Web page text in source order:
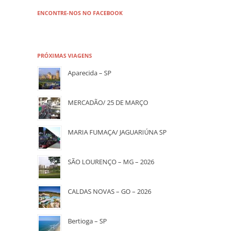
ENCONTRE-NOS NO FACEBOOK
PRÓXIMAS VIAGENS
Aparecida – SP
MERCADÃO/ 25 DE MARÇO
MARIA FUMAÇA/ JAGUARIÚNA SP
SÃO LOURENÇO – MG – 2026
CALDAS NOVAS – GO – 2026
Bertioga – SP